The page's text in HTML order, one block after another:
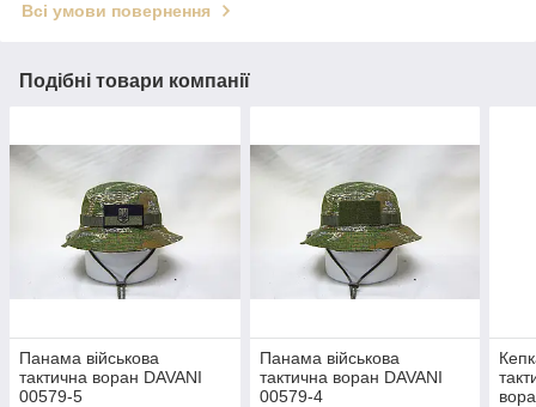
Всі умови повернення
Подібні товари компанії
Панама військова
тактична воран DAVANI
00579-5
Панама військова
тактична воран DAVANI
00579-4